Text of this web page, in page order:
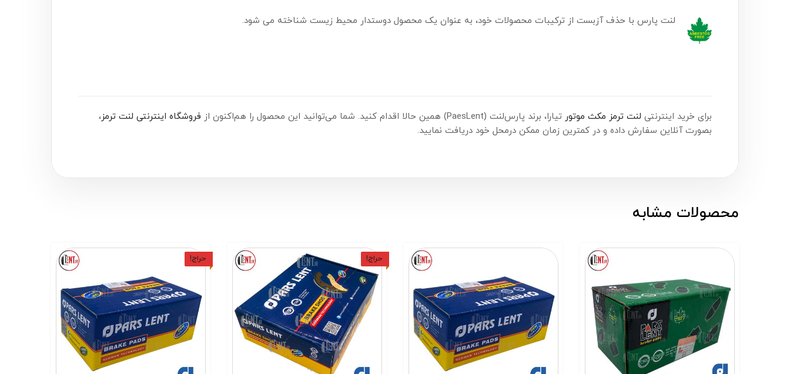
لنت پارس با حذف آزبست از ترکیبات محصولات خود، به عنوان یک محصول دوستدار محیط زیست شناخته می شود.
برای خرید اینترنتی لنت ترمز مکث موتور تیارا، برند پارس‌لنت (PaesLent) همین حالا اقدام کنید. شما می‌توانید این محصول را هم‌اکنون از فروشگاه اینترنتی لنت ترمز،
بصورت آنلاین سفارش داده و در کمترین زمان ممکن درمحل خود دریافت نمایید.
محصولات مشابه
حراج! حراج!